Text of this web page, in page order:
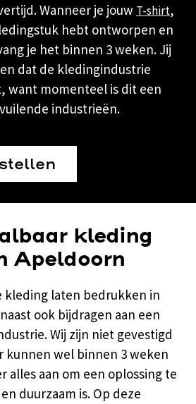
Wanneer je jouw T-shirt,
hebt ontworpen en
je het binnen 3 weken. Jij
dat de kledingindustrie
want momenteel is dit een
industrieën.
kleding
Apeldoorn
kleding laten bedrukken in
ook bijdragen aan een
Wij zijn niet gevestigd
kunnen wel binnen 3 weken
alles aan om een oplossing te
duurzaam is. Op deze